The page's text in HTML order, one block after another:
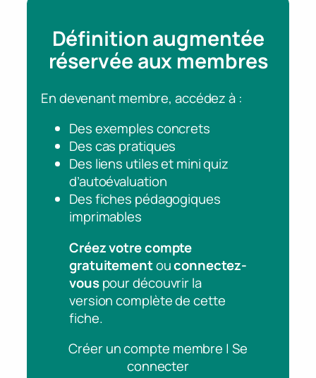
Définition augmentée
réservée aux membres
En devenant membre, accédez à :
Des exemples concrets
Des cas pratiques
Des liens utiles et mini quiz
d’autoévaluation
Des fiches pédagogiques
imprimables
Créez votre compte
gratuitementouconnectez-
vouspour découvrir la
version complète de cette
fiche.
Créer un compte membre | Se
connecter